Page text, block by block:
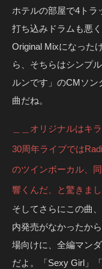
ホテルの部屋で4トラ
打ち込みドラムも悪
Original Mixになった
ら、そちらはシンプ
ルンです」のCMソ
曲だね。
＿＿オリジナルはキ
30周年ライブでは
のツインボーカル、
響くんだ、と驚きまし
そしてさらにこの曲
内発売がなかったか
場向けに、全編マン
だよ。「Sexy Girl」